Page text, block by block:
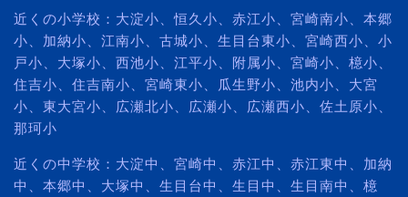
近くの小学校：大淀小、恒久小、赤江小、宮崎南小、本郷
小、加納小、江南小、古城小、生目台東小、宮崎西小、小
戸小、大塚小、西池小、江平小、附属小、宮崎小、檍小、
住吉小、住吉南小、宮崎東小、瓜生野小、池内小、大宮
小、東大宮小、広瀬北小、広瀬小、広瀬西小、佐土原小、
那珂小
近くの中学校：大淀中、宮崎中、赤江中、赤江東中、加納
中、本郷中、大塚中、生目台中、生目中、生目南中、檍